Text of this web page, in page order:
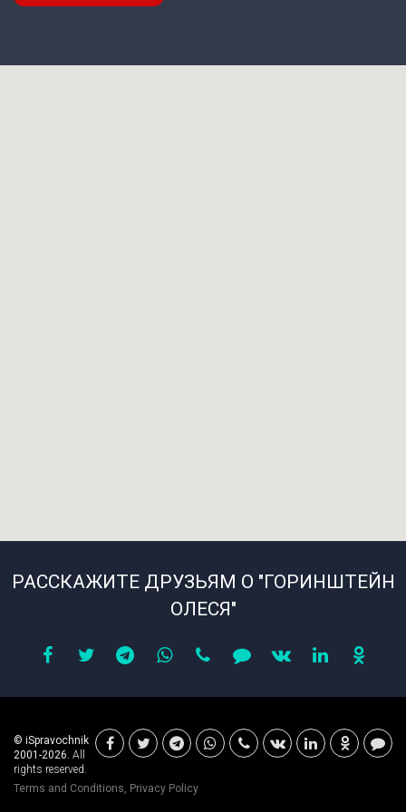
РАССКАЖИТЕ ДРУЗЬЯМ О "ГОРИНШТЕЙН
ОЛЕСЯ"
© iSpravochnik
2001-2026. All
rights reserved.
Terms and Conditions, Privacy Policy